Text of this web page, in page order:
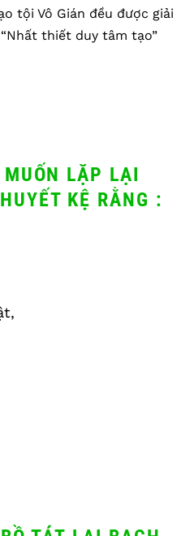
tội Vô Gián đều được giải
thiết duy tâm tạo”
LẶP LẠI
KỆ RẰNG :